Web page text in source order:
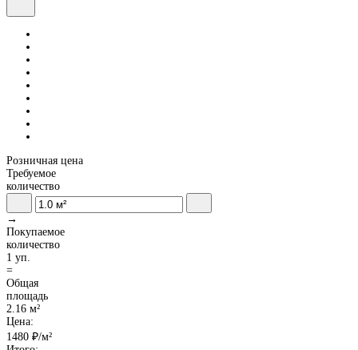
Розничная цена
Требуемое
количество
→
Покупаемое
количество
1 уп.
=
Общая
площадь
2.16 м²
Цена:
1480 ₽/м²